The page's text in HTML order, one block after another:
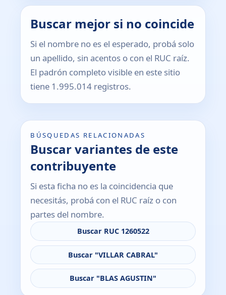
Buscar mejor si no coincide
Si el nombre no es el esperado, probá solo
un apellido, sin acentos o con el RUC raíz.
El padrón completo visible en este sitio
tiene 1.995.014 registros.
BÚSQUEDAS RELACIONADAS
Buscar variantes de este
contribuyente
Si esta ficha no es la coincidencia que
necesitás, probá con el RUC raíz o con
partes del nombre.
Buscar RUC 1260522
Buscar "VILLAR CABRAL"
Buscar "BLAS AGUSTIN"